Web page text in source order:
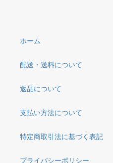
ホーム
配送・送料について
返品について
支払い方法について
特定商取引法に基づく表記
プライバシーポリシー